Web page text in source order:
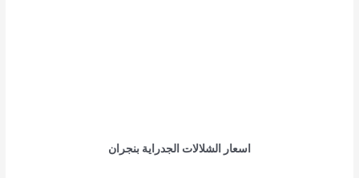
اسعار الشلالات الجدراية بنجران